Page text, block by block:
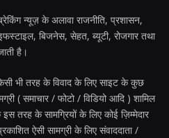
न्यूज़ के अलावा राजनीति, प्रशासन,
बिजनेस, सेहत, ब्यूटी, रोजगार तथा
है।
भी तरह के विवाद के लिए साइट के कुछ
( समाचार / फोटो / विडियो आदि ) शामिल
तरह के सामग्रियों के लिए कोई ज़िम्मेदार
ऐसी सामग्री के लिए संवाददाता /